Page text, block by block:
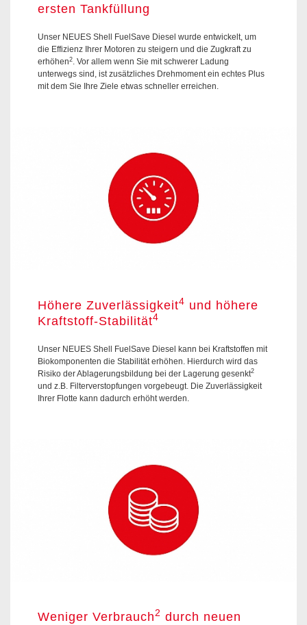
ersten Tankfüllung
Unser NEUES Shell FuelSave Diesel wurde entwickelt, um
die Effizienz Ihrer Motoren zu steigern und die Zugkraft zu
erhöhen2. Vor allem wenn Sie mit schwerer Ladung
unterwegs sind, ist zusätzliches Drehmoment ein echtes Plus
mit dem Sie Ihre Ziele etwas schneller erreichen.
Höhere Zuverlässigkeit4 und höhere
Kraftstoff-Stabilität4
Unser NEUES Shell FuelSave Diesel kann bei Kraftstoffen mit
Biokomponenten die Stabilität erhöhen. Hierdurch wird das
Risiko der Ablagerungsbildung bei der Lagerung gesenkt2
und z.B. Filterverstopfungen vorgebeugt. Die Zuverlässigkeit
Ihrer Flotte kann dadurch erhöht werden.
Weniger Verbrauch2 durch neuen